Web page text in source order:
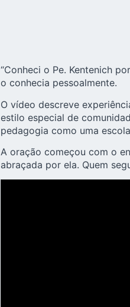
“Conheci o Pe. Kentenich
o conhecia pessoalmente.
O vídeo descreve
estilo especial de
pedagogia como uma
A oração começou com o
abraçada por ela. Quem